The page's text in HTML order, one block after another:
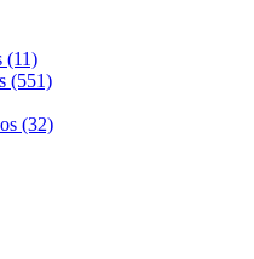
(11)
(551)
(32)